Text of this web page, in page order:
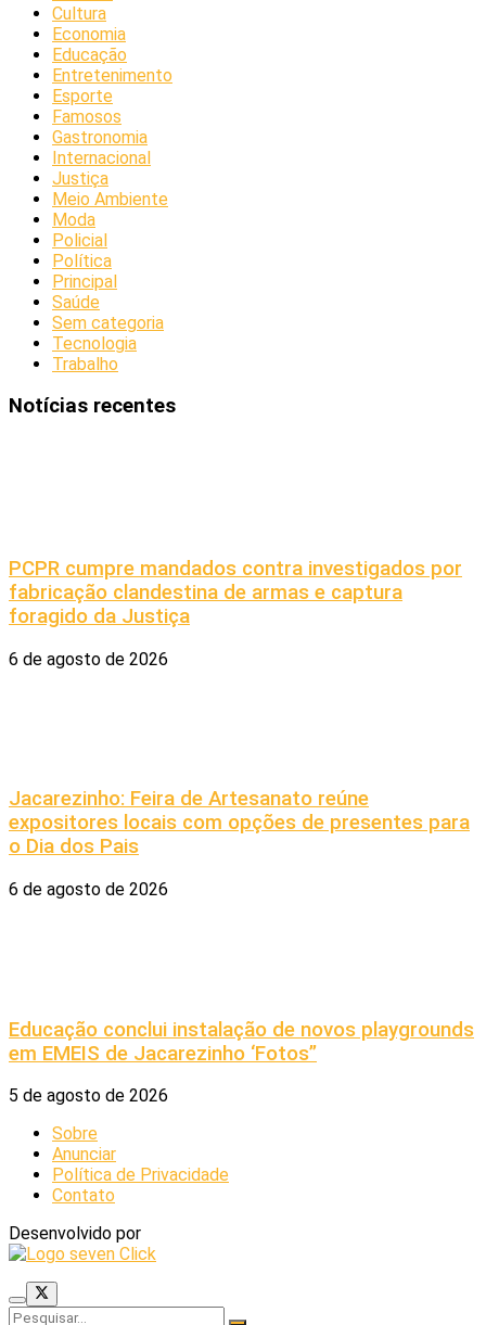
Cultura
Economia
Educação
Entretenimento
Esporte
Famosos
Gastronomia
Internacional
Justiça
Meio Ambiente
Moda
Policial
Política
Principal
Saúde
Sem categoria
Tecnologia
Trabalho
Notícias recentes
PCPR cumpre mandados contra investigados por
fabricação clandestina de armas e captura
foragido da Justiça
6 de agosto de 2026
Jacarezinho: Feira de Artesanato reúne
expositores locais com opções de presentes para
o Dia dos Pais
6 de agosto de 2026
Educação conclui instalação de novos playgrounds
em EMEIS de Jacarezinho ‘Fotos”
5 de agosto de 2026
Sobre
Anunciar
Política de Privacidade
Contato
Desenvolvido por